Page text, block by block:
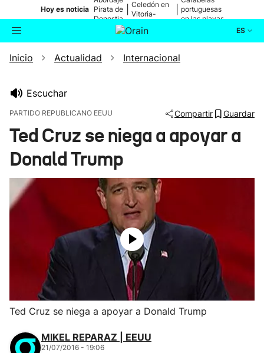
Hoy es noticia Pirata de
Donostia
Celedón en
Vitoria-
portuguesas
en las playas
ES
Buscador Actualidad
Ikusmiran
Eguraldia
Inicio Actualidad Internacional
Escuchar
PARTIDO REPUBLICANO EEUU Compartir Guardar
Ted Cruz se niega a apoyar a
Donald Trump
Ted Cruz se niega a apoyar a Donald Trump
MIKEL REPARAZ | EEUU
21/07/2016 - 19:06